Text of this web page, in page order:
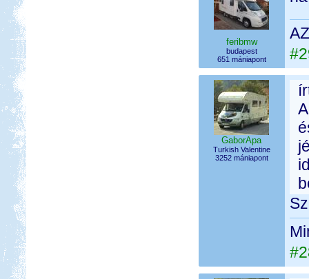
feribmw
budapest
651 mániapont
GaborApa
Turkish Valentine
3252 mániapont